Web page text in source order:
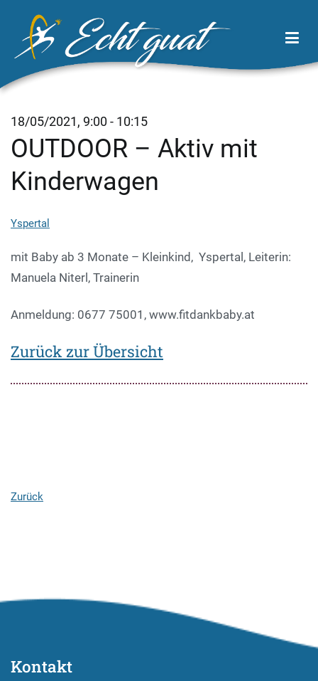
springen
Echt Guat
Wirtschaftsregion Tor zum Waldviertel
18/05/2021, 9:00 - 10:15
OUTDOOR – Aktiv mit
Kinderwagen
Yspertal
mit Baby ab 3 Monate – Kleinkind, Yspertal, Leiterin:
Manuela Niterl, Trainerin
Anmeldung: 0677 75001, www.fitdankbaby.at
Zurück zur Übersicht
Zurück
Kontakt